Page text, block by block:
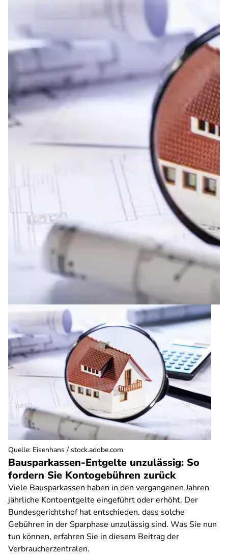
Bausparkassen-Entgelte unzulässig: So
fordern Sie Kontogebühren zurück
Viele Bausparkassen haben in den vergangenen Jahren
jährliche Kontoentgelte eingeführt oder erhöht. Der
Bundesgerichtshof hat entschieden, dass solche
Gebühren in der Sparphase unzulässig sind. Was Sie nun
tun können, erfahren Sie in diesem Beitrag der
Verbraucherzentralen.
Quelle: Eisenhans / stock.adobe.com